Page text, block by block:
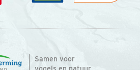
Samen voor